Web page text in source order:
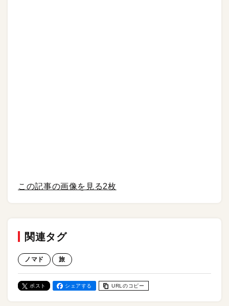
この記事の画像を見る2枚
関連タグ
ノマド 旅
ポスト シェアする URLのコピー